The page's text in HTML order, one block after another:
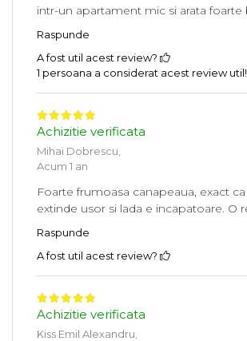
intr-un apartament mic si arata foarte
Raspunde
A fost util acest review?
1 persoana a considerat acest review util!
Achizitie verificata
Mihai Dobrescu,
Acum 1 an
Foarte frumoasa canapeaua, exact
extinde usor si lada e incapatoare. O
Raspunde
A fost util acest review?
Achizitie verificata
Kiss Emil Alexandru,